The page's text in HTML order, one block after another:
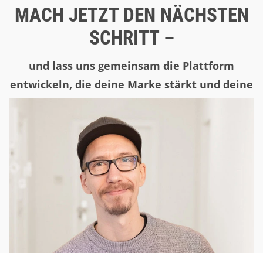
MACH JETZT DEN NÄCHSTEN
SCHRITT –
und lass uns gemeinsam die Plattform
entwickeln, die deine Marke stärkt und deine